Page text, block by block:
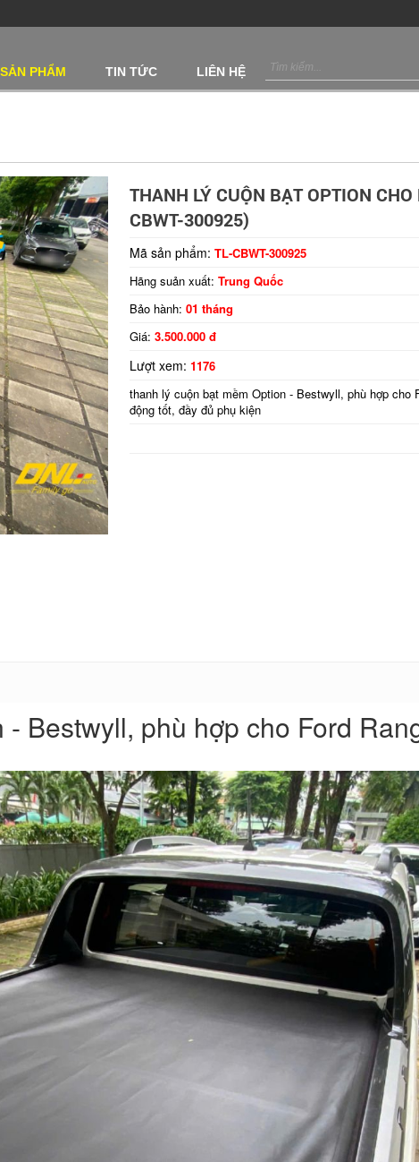
SẢN PHẨM TIN TỨC LIÊN HỆ
THANH LÝ CUỘN BẠT OPTION
CBWT-300925)
Mã sản phẩm: TL-CBWT-300925
Hãng suản xuất: Trung Quốc
Bảo hành: 01 tháng
Giá: 3.500.000 đ
Lượt xem: 1176
thanh lý cuộn bạt mềm Option - Bestwyll, phù hợp cho
động tốt, đầy đủ phụ kiện
Bestwyll, phù hợp cho Ford